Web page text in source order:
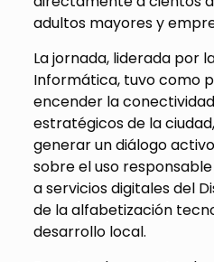
adultos mayores y
La jornada, liderada por
Informática, tuvo como
encender la
estratégicos de la
generar un diálogo
sobre el uso
a servicios digitales del
de la alfabetización
desarrollo local.